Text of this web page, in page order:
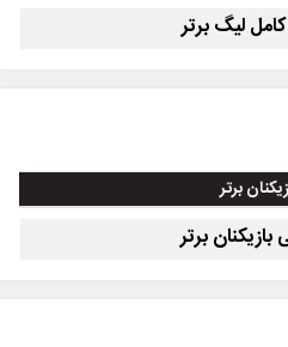
لیگ برتر
برتر
بازیکنان برتر